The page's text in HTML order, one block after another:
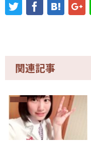
関連記事